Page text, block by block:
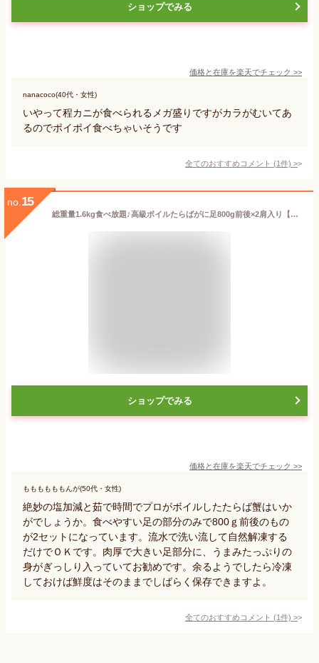
ショップでみる
価格と在庫を楽天でチェック >>
nanacoco(40代・女性)
いやって程カニが食べられるメガ盛りですがカラがむいてあ
るのでポイポイ食べちゃいそうです
全てのおすすめコメント (1件) >
no. 15
総重量1.6kg食べ放題♪高級ボイルたらばがに足800g前後×2肩入り【蟹】【かに】【カニ】
ショップでみる
価格と在庫を楽天でチェック >>
ももももももんが(50代・女性)
絶妙の塩加減と茹で時間でプロがボイルしたたらば蟹はいか
がでしょうか。食べやすい足の部分のみで800ｇ前後のもの
が2セットになっています。流水で洗い流して自然解凍する
だけでＯＫです。肉厚で大きい足部分に、うまみたっぷりの
身がぎっしり入っていてお勧めです。余るようでしたら冷凍
しておけば鮮度はそのままでしばらく保存できますよ。
全てのおすすめコメント (1件) >